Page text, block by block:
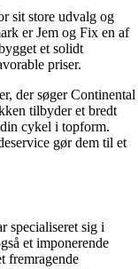
sit store udvalg og
er Jem og Fix en af
et solidt
priser.
der søger Continental
tilbyder et bredt
cykel i topform.
gør dem til et
specialiseret sig i
et imponerende
fremragende